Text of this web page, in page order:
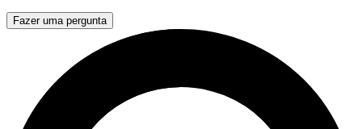
Fazer uma pergunta